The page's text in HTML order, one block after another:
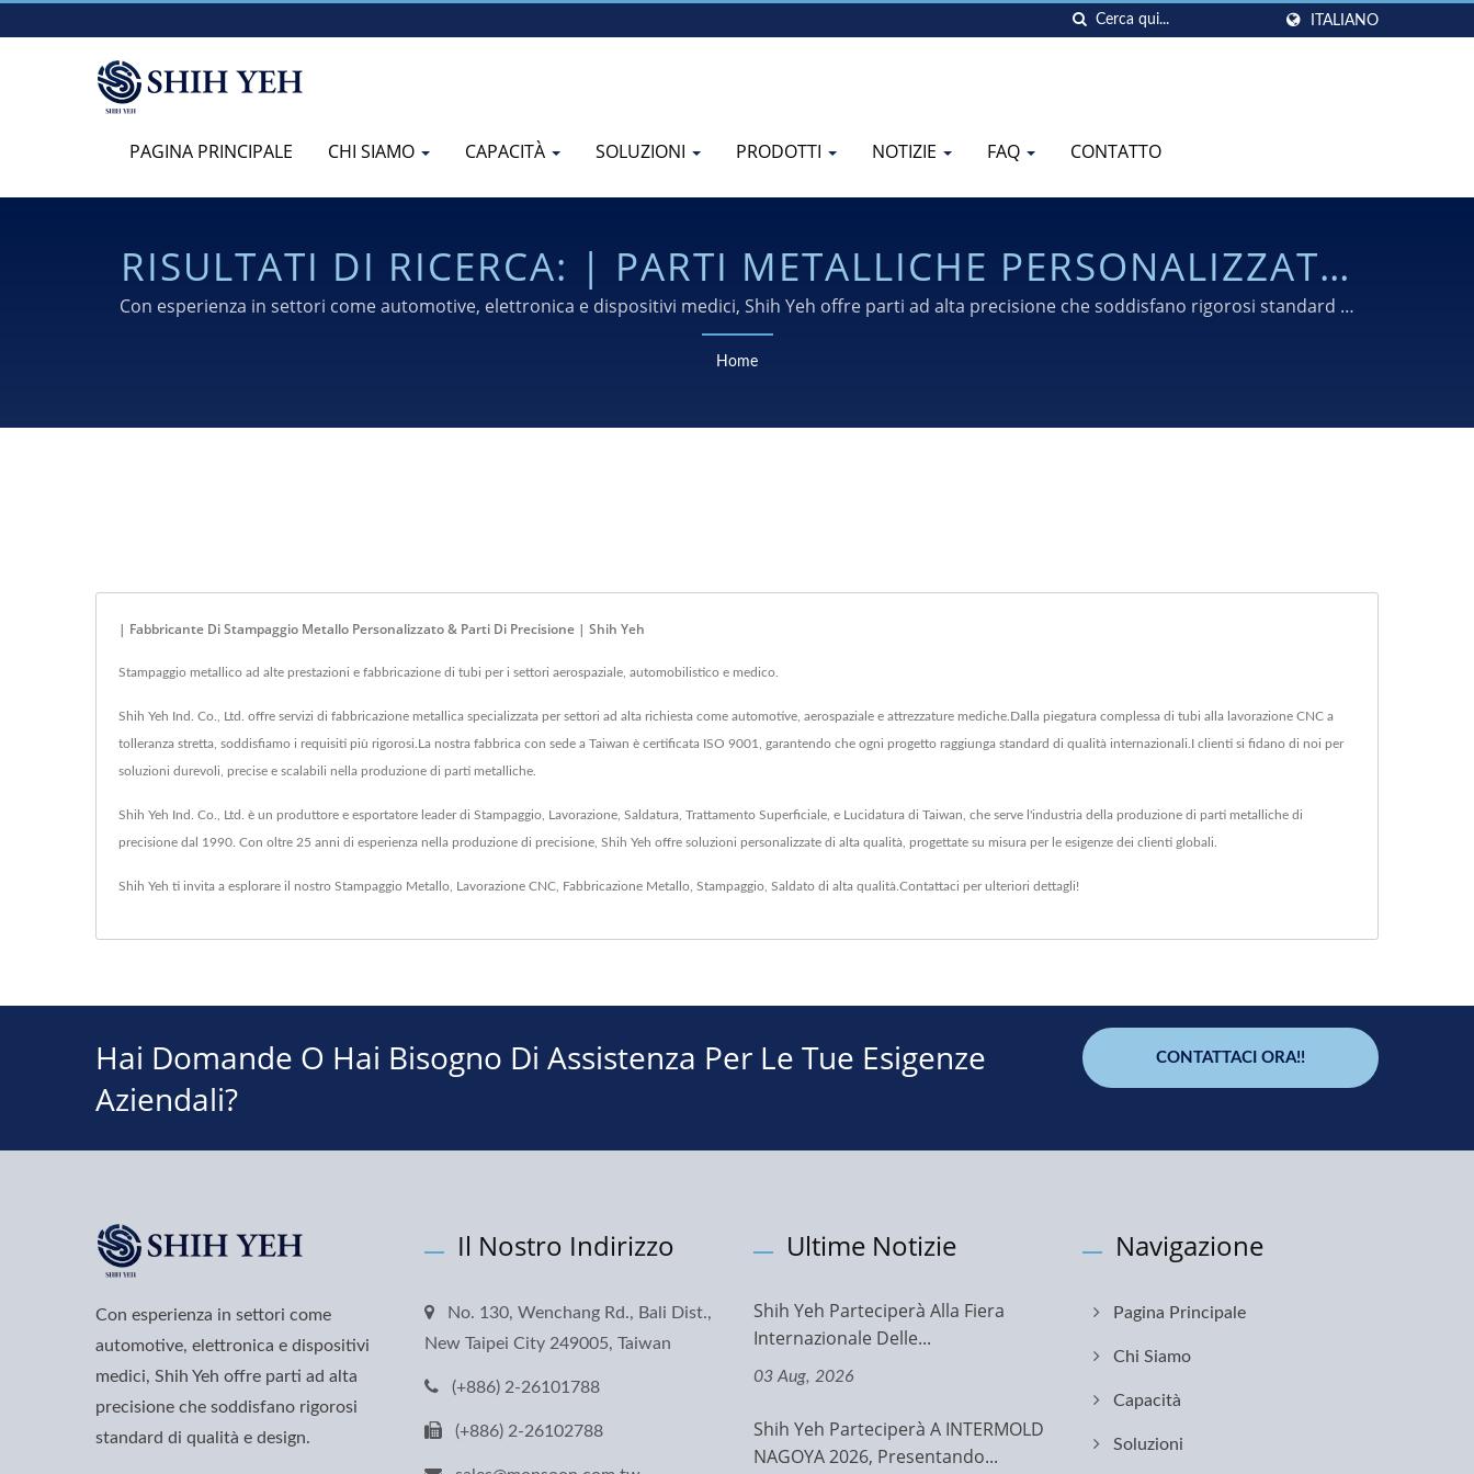
ITALIANO
PAGINA PRINCIPALE CHI SIAMO CAPACITÀ SOLUZIONI PRODOTTI NOTIZIE FAQ CONTATTO
RISULTATI DI RICERCA: | PARTI METALLICHE PERSONALIZZATE,
SERVIZI DI ATTREZZATURA E FABBRICAZIONE | SHIH YEH
Con esperienza in settori come automotive, elettronica e dispositivi medici, Shih Yeh offre parti ad alta precisione che soddisfano rigorosi standard di
qualità e design.
Home
| Fabbricante Di Stampaggio Metallo Personalizzato & Parti Di Precisione | Shih Yeh
Stampaggio metallico ad alte prestazioni e fabbricazione di tubi per i settori aerospaziale, automobilistico e medico.
Shih Yeh Ind. Co., Ltd. offre servizi di fabbricazione metallica specializzata per settori ad alta richiesta come automotive, aerospaziale e attrezzature mediche.Dalla piegatura complessa di tubi alla lavorazione CNC a
tolleranza stretta, soddisfiamo i requisiti più rigorosi.La nostra fabbrica con sede a Taiwan è certificata ISO 9001, garantendo che ogni progetto raggiunga standard di qualità internazionali.I clienti si fidano di noi per
soluzioni durevoli, precise e scalabili nella produzione di parti metalliche.
Shih Yeh Ind. Co., Ltd. è un produttore e esportatore leader di Stampaggio, Lavorazione, Saldatura, Trattamento Superficiale, e Lucidatura di Taiwan, che serve l'industria della produzione di parti metalliche di
precisione dal 1990. Con oltre 25 anni di esperienza nella produzione di precisione, Shih Yeh offre soluzioni personalizzate di alta qualità, progettate su misura per le esigenze dei clienti globali.
Shih Yeh ti invita a esplorare il nostro Stampaggio Metallo Lavorazione CNC Fabbricazione Metallo Stampaggio Saldato di alta qualità. Contattaci per ulteriori dettagli!
Hai Domande O Hai Bisogno Di Assistenza Per Le Tue Esigenze
Aziendali?
CONTATTACI ORA!!
Con esperienza in settori come
automotive, elettronica e dispositivi
medici, Shih Yeh offre parti ad alta
precisione che soddisfano rigorosi
standard di qualità e design.
Il Nostro Indirizzo
No. 130, Wenchang Rd., Bali Dist.,
New Taipei City 249005, Taiwan
(+886) 2-26101788
(+886) 2-26102788
Ultime Notizie
Shih Yeh Parteciperà Alla Fiera
Internazionale Delle...
03 Aug, 2026
Shih Yeh Parteciperà A INTERMOLD
NAGOYA 2026, Presentando...
Navigazione
Pagina Principale
Chi Siamo
Capacità
Soluzioni